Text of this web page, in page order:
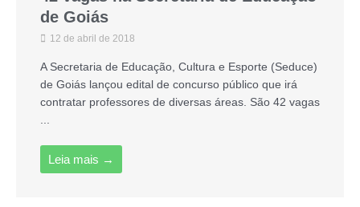
de Goiás
12 de abril de 2018
A Secretaria de Educação, Cultura e Esporte (Seduce)
de Goiás lançou edital de concurso público que irá
contratar professores de diversas áreas. São 42 vagas
...
Leia mais →